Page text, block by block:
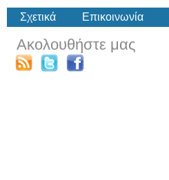
Σχετικά Επικοινωνία
Ακολουθήστε μας